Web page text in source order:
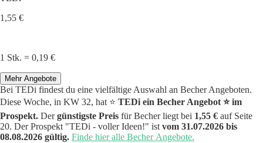
1,55 €
1 Stk. = 0,19 €
Mehr Angebote
Bei TEDi findest du eine vielfältige Auswahl an Becher Angeboten.
Diese Woche, in KW 32, hat ⭐️ TEDi ein Becher Angebot ⭐️ im
Prospekt. Dergünstigste Preis für Becher liegt bei 1,55 € auf Seite
20. Der Prospekt "TEDi - voller Ideen!" ist vom 31.07.2026 bis
08.08.2026 gültig. Finde hier alle Becher Angebote.